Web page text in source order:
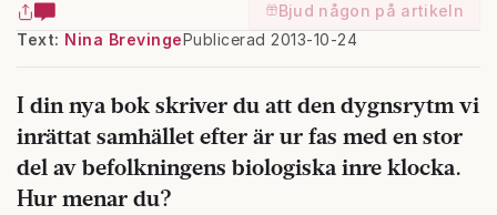
Bjud någon på artikeln
Text: Nina BrevingePublicerad 2013-10-24
I din nya bok skriver du att den dygnsrytm vi
inrättat samhället efter är ur fas med en stor
del av befolkningens biologiska inre klocka.
Hur menar du?